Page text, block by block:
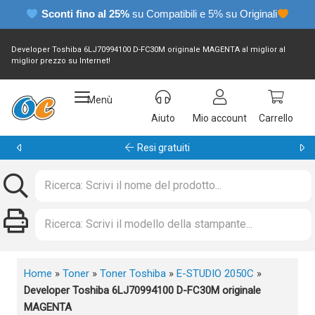
Sconti fino al 25% su Compatibili e 5% su Originali
Developer Toshiba 6LJ70994100 D-FC30M originale MAGENTA al miglior al
miglior prezzo su Internet!
Menù
Aiuto
Mio account Carrello
Garanzia 24 mesi
Home » Toner » Toner Toshiba » E-STUDIO 2050C »
Developer Toshiba 6LJ70994100 D-FC30M originale
MAGENTA